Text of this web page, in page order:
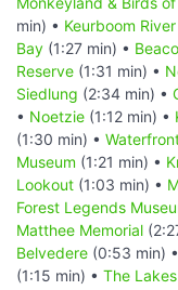
min) • Keurboom
Bay (1:27 min) •
Reserve (1:31 min) •
Siedlung (2:34 min) •
• Noetzie (1:12 min) •
(1:30 min) •
Museum (1:21 min) •
Lookout (1:03 min) •
Forest Legends
Matthee Memorial
Belvedere (0:53 min) •
(1:15 min) • The